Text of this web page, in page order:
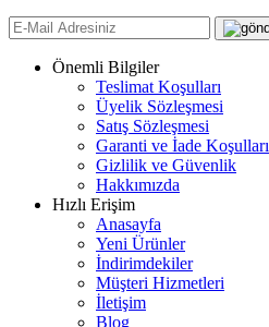
Önemli Bilgiler
Teslimat Koşulları
Üyelik Sözleşmesi
Satış Sözleşmesi
Garanti ve İade Koşulları
Gizlilik ve Güvenlik
Hakkımızda
Hızlı Erişim
Anasayfa
Yeni Ürünler
İndirimdekiler
Müşteri Hizmetleri
İletişim
Blog